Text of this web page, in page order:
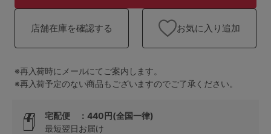
店舗在庫を確認する お気に入り追加
※再入荷時にメールにてご案内します。
※再入荷予定のない商品もございますのでご了承ください。
宅配便 ：440円(全国一律)
最短翌日お届け